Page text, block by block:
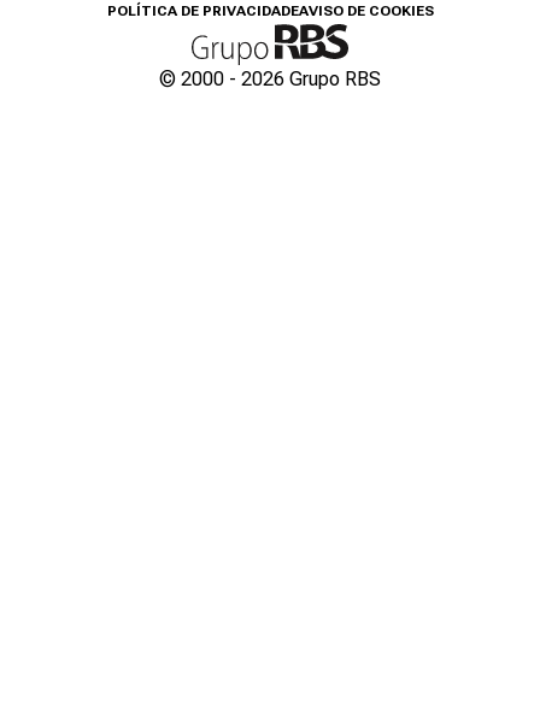
POLÍTICA DE PRIVACIDADEAVISO DE COOKIES
© 2000 - 2026 Grupo RBS